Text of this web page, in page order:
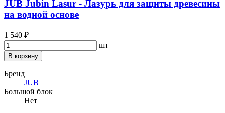
JUB Jubin Lasur - Лазурь для защиты древесины
на водной основе
1 540 ₽
шт
В корзину
Бренд
JUB
Большой блок
Нет